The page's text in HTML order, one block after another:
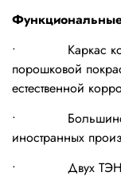
• Каркас
порошковой
естественной
• Большинство
иностранных
• Двух ТЭНовая